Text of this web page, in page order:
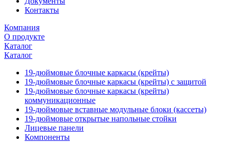
Контакты
Компания
О продукте
Каталог
Каталог
19-дюймовые блочные каркасы (крейты)
19-дюймовые блочные каркасы (крейты) с защитой
19-дюймовые блочные каркасы (крейты)
коммуникационные
19-дюймовые вставные модульные блоки (кассеты)
19-дюймовые открытые напольные стойки
Лицевые панели
Компоненты